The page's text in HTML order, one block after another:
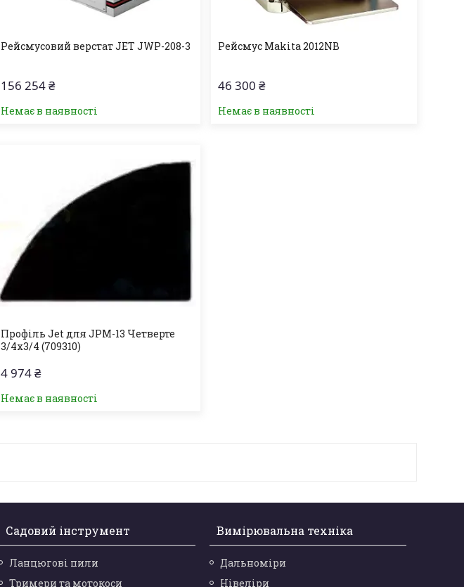
Рейсмусовий верстат JET JWP-208-3
156 254 ₴
Немає в наявності
Рейсмус Makita 2012NB
46 300 ₴
Немає в наявності
Профіль Jet для JPM-13 Четверте
3/4х3/4 (709310)
4 974 ₴
Немає в наявності
Садовий інструмент
Ланцюгові пили
Тримери та мотокоси
Вимірювальна техніка
Дальноміри
Нівеліри